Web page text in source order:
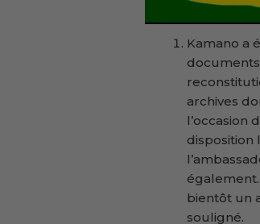
Kamano a
archives
l’occasion
disposition
bientôt un
souligné.